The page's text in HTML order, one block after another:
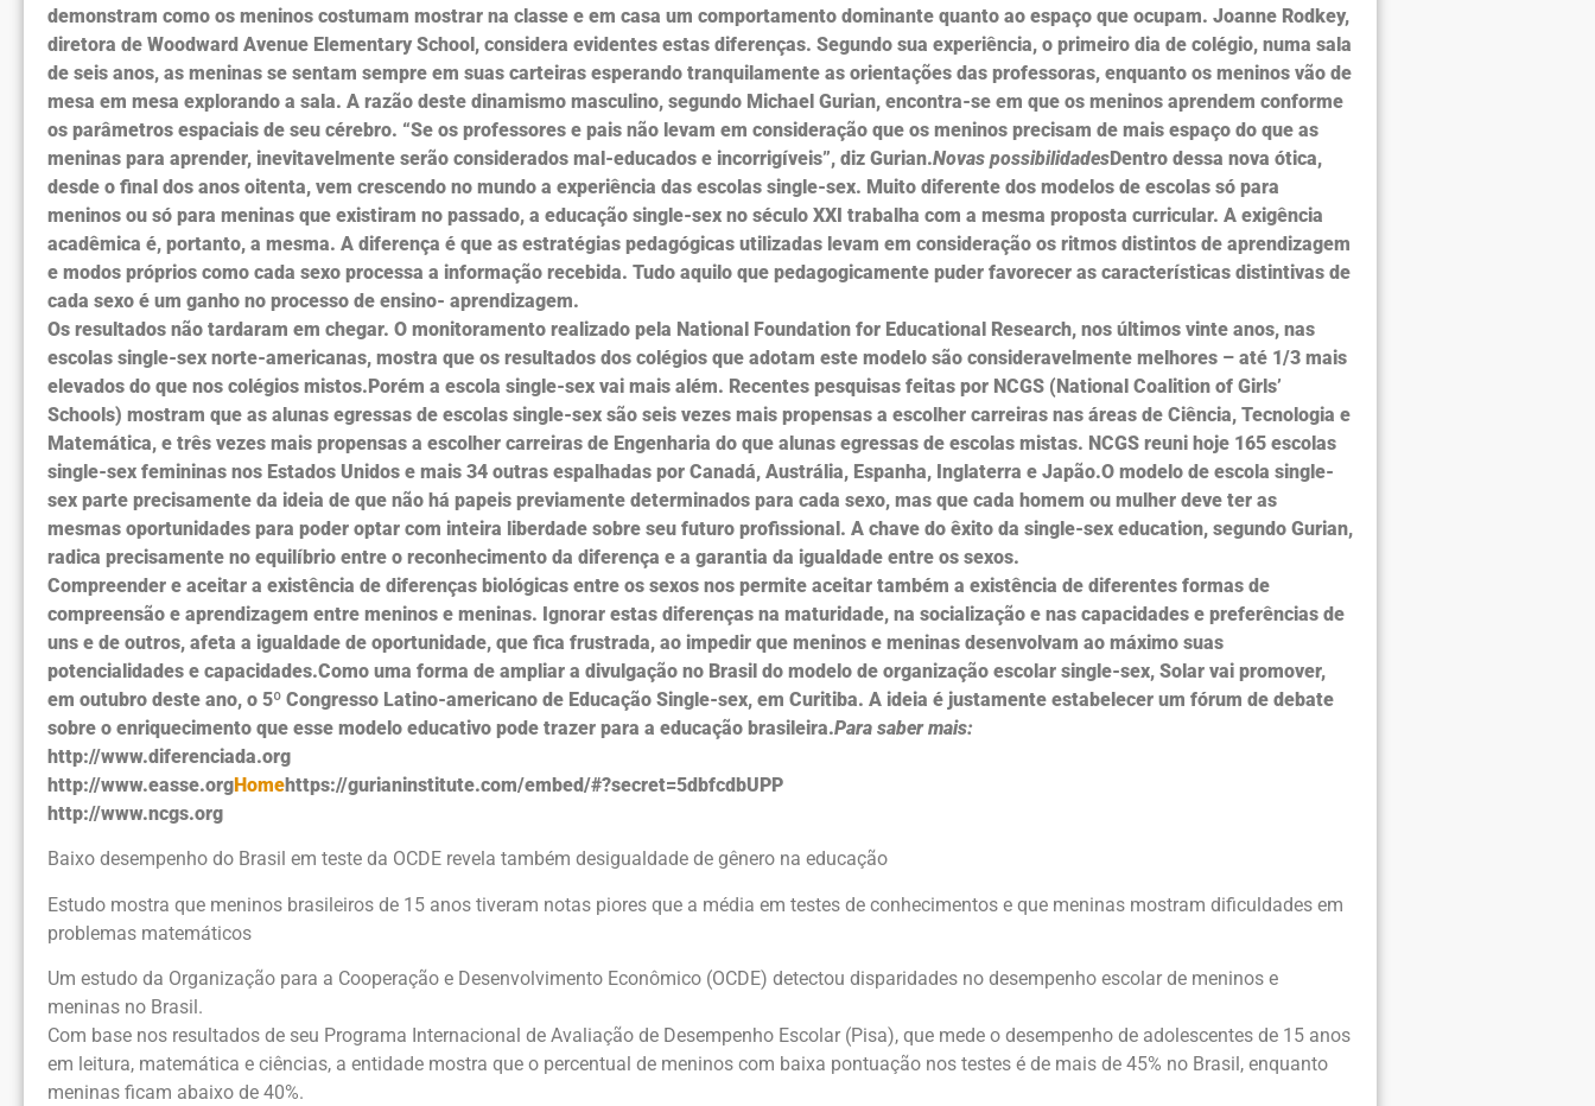
demonstram como os meninos costumam mostrar na classe e em casa um comportamento dominante quanto ao espaço que ocupam. Joanne Rodkey,
diretora de Woodward Avenue Elementary School, considera evidentes estas diferenças. Segundo sua experiência, o primeiro dia de colégio, numa sala
de seis anos, as meninas se sentam sempre em suas carteiras esperando tranquilamente as orientações das professoras, enquanto os meninos vão de
mesa em mesa explorando a sala. A razão deste dinamismo masculino, segundo Michael Gurian, encontra-se em que os meninos aprendem conforme
os parâmetros espaciais de seu cérebro. “Se os professores e pais não levam em consideração que os meninos precisam de mais espaço do que as
meninas para aprender, inevitavelmente serão considerados mal-educados e incorrigíveis”, diz Gurian.Novas possibilidadesDentro dessa nova ótica,
desde o final dos anos oitenta, vem crescendo no mundo a experiência das escolas single-sex. Muito diferente dos modelos de escolas só para
meninos ou só para meninas que existiram no passado, a educação single-sex no século XXI trabalha com a mesma proposta curricular. A exigência
acadêmica é, portanto, a mesma. A diferença é que as estratégias pedagógicas utilizadas levam em consideração os ritmos distintos de aprendizagem
e modos próprios como cada sexo processa a informação recebida. Tudo aquilo que pedagogicamente puder favorecer as características distintivas de
cada sexo é um ganho no processo de ensino- aprendizagem.
Os resultados não tardaram em chegar. O monitoramento realizado pela National Foundation for Educational Research, nos últimos vinte anos, nas
escolas single-sex norte-americanas, mostra que os resultados dos colégios que adotam este modelo são consideravelmente melhores – até 1/3 mais
elevados do que nos colégios mistos.Porém a escola single-sex vai mais além. Recentes pesquisas feitas por NCGS (National Coalition of Girls’
Schools) mostram que as alunas egressas de escolas single-sex são seis vezes mais propensas a escolher carreiras nas áreas de Ciência, Tecnologia e
Matemática, e três vezes mais propensas a escolher carreiras de Engenharia do que alunas egressas de escolas mistas. NCGS reuni hoje 165 escolas
single-sex femininas nos Estados Unidos e mais 34 outras espalhadas por Canadá, Austrália, Espanha, Inglaterra e Japão.O modelo de escola single-
sex parte precisamente da ideia de que não há papeis previamente determinados para cada sexo, mas que cada homem ou mulher deve ter as
mesmas oportunidades para poder optar com inteira liberdade sobre seu futuro profissional. A chave do êxito da single-sex education, segundo Gurian,
radica precisamente no equilíbrio entre o reconhecimento da diferença e a garantia da igualdade entre os sexos.
Compreender e aceitar a existência de diferenças biológicas entre os sexos nos permite aceitar também a existência de diferentes formas de
compreensão e aprendizagem entre meninos e meninas. Ignorar estas diferenças na maturidade, na socialização e nas capacidades e preferências de
uns e de outros, afeta a igualdade de oportunidade, que fica frustrada, ao impedir que meninos e meninas desenvolvam ao máximo suas
potencialidades e capacidades.Como uma forma de ampliar a divulgação no Brasil do modelo de organização escolar single-sex, Solar vai promover,
em outubro deste ano, o 5º Congresso Latino-americano de Educação Single-sex, em Curitiba. A ideia é justamente estabelecer um fórum de debate
sobre o enriquecimento que esse modelo educativo pode trazer para a educação brasileira.Para saber mais:
http://www.diferenciada.org
http://www.easse.orgHomehttps://gurianinstitute.com/embed/#?secret=5dbfcdbUPP
http://www.ncgs.org
Baixo desempenho do Brasil em teste da OCDE revela também desigualdade de gênero na educação
Estudo mostra que meninos brasileiros de 15 anos tiveram notas piores que a média em testes de conhecimentos e que meninas mostram dificuldades em
problemas matemáticos
Um estudo da Organização para a Cooperação e Desenvolvimento Econômico (OCDE) detectou disparidades no desempenho escolar de meninos e
meninas no Brasil.
Com base nos resultados de seu Programa Internacional de Avaliação de Desempenho Escolar (Pisa), que mede o desempenho de adolescentes de 15 anos
em leitura, matemática e ciências, a entidade mostra que o percentual de meninos com baixa pontuação nos testes é de mais de 45% no Brasil, enquanto
meninas ficam abaixo de 40%.